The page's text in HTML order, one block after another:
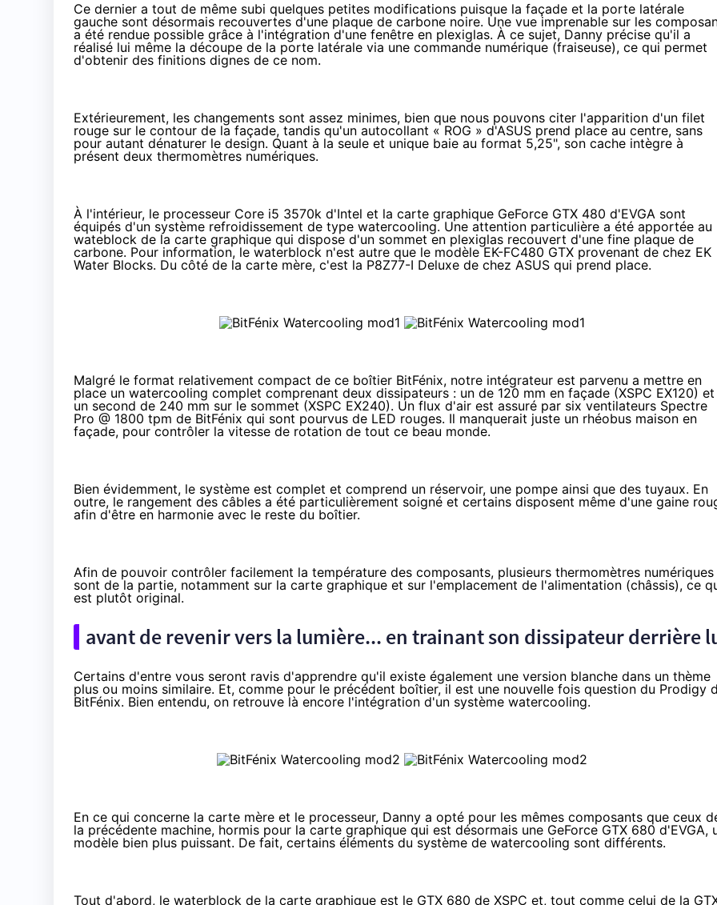
Ce dernier a tout de même subi quelques petites modifications puisque la façade et la porte latérale
gauche sont désormais recouvertes d'une plaque de carbone noire. Une vue imprenable sur les
a été rendue possible grâce à l'intégration d'une fenêtre en plexiglas. À ce sujet, Danny précise qu'il a
réalisé lui même la découpe de la porte latérale via une commande numérique (fraiseuse), ce qui permet
d'obtenir des finitions dignes de ce nom.
Extérieurement, les changements sont assez minimes, bien que nous pouvons citer l'apparition d'un filet
rouge sur le contour de la façade, tandis qu'un autocollant « ROG » d'ASUS prend place au centre, sans
pour autant dénaturer le design. Quant à la seule et unique baie au format 5,25", son cache intègre à
présent deux thermomètres numériques.
À l'intérieur, le processeur Core i5 3570k d'Intel et la carte graphique GeForce GTX 480 d'EVGA sont
équipés d'un système refroidissement de type watercooling. Une attention particulière a été apportée au
wateblock de la carte graphique qui dispose d'un sommet en plexiglas recouvert d'une fine plaque de
carbone. Pour information, le waterblock n'est autre que le modèleEK-FC480 GTX provenant de chez EK
Water Blocks. Du côté de la carte mère, c'est la P8Z77-I Deluxe de chez ASUS qui prend place.
Malgré le format relativement compact de ce boîtier BitFénix, notre intégrateur est parvenu a mettre en
place un watercooling complet comprenant deux dissipateurs : un de 120 mm en façade (XSPC EX120) et
un second de 240 mm sur le sommet (XSPC EX240). Un flux d'air est assuré par six ventilateurs Spectre
Pro @ 1800 tpm de BitFénix qui sont pourvus de LED rouges. Il manquerait juste un rhéobus maison en
façade, pour contrôler la vitesse de rotation de tout ce beau monde.
Bien évidemment, le système est complet et comprend un réservoir, une pompe ainsi que des tuyaux. En
outre, le rangement des câbles a été particulièrement soigné et certains disposent même d'une gaine
afin d'être en harmonie avec le reste du boîtier.
Afin de pouvoir contrôler facilement la température des composants, plusieurs thermomètres numériques
sont de la partie, notamment sur la carte graphique et sur l'emplacement de l'alimentation (châssis), ce
est plutôt original.
avant de revenir vers la lumière... en trainant son dissipateur derrière
Certains d'entre vous seront ravis d'apprendre qu'il existe également une version blanche dans un thème
plus ou moins similaire. Et, comme pour le précédent boîtier, il est une nouvelle fois question du Prodigy
BitFénix. Bien entendu, on retrouve là encore l'intégration d'un système watercooling.
En ce qui concerne la carte mère et le processeur, Danny a opté pour les mêmes composants que ceux
la précédente machine, hormis pour la carte graphique qui est désormais une GeForce GTX 680 d'EVGA,
modèle bien plus puissant. De fait, certains éléments du système de watercooling sont différents.
Tout d'abord, le waterblock de la carte graphique est le GTX 680 de XSPC et, tout comme celui de la